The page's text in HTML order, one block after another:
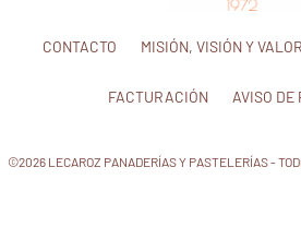
CONTACTO MISIÓN, VISIÓN Y
FACTURACIÓN AVISO DE
©2026 LECAROZ PANADERÍAS Y PASTELERÍAS -